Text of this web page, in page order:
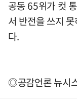
공동 65위가 컷
서 반전을 쓰지
다.
◎공감언론 뉴시